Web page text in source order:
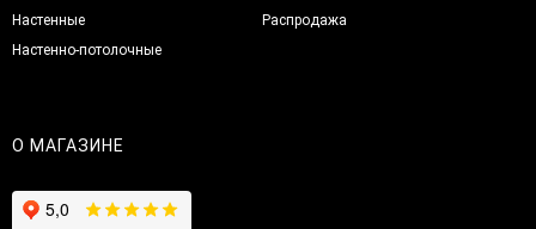
Настенные
Настенно-потолочные
Распродажа
О МАГАЗИНЕ